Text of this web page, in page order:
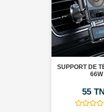
SUPPORT DE
66W
55